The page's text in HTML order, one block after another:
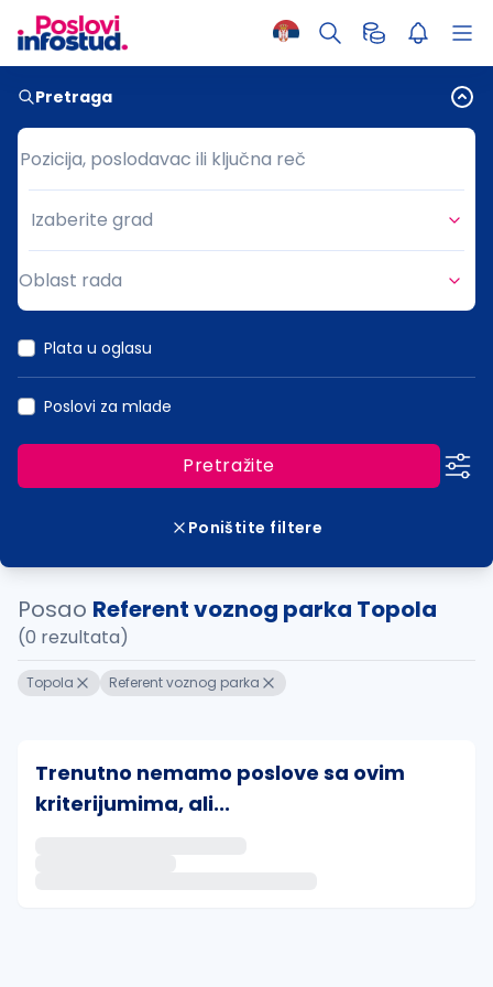
Pretraga
Pozicija, poslodavac ili ključna reč
Pozicija, poslodavac ili ključna reč
Grad
Izaberite grad
Oblast rada
Plata u oglasu
Poslovi za mlade
Pretražite
Poništite filtere
Posao Referent voznog parka Topola
(0 rezultata)
Topola Referent voznog parka
Trenutno nemamo poslove sa ovim
kriterijumima, ali...